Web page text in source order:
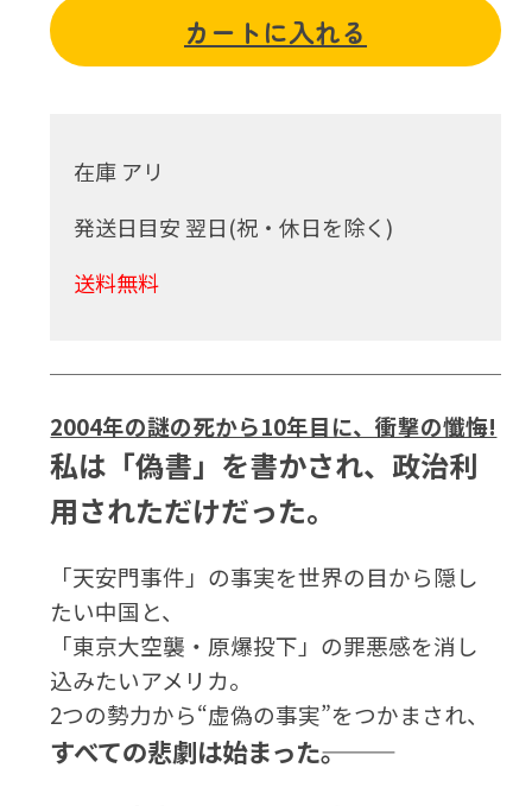
カートに入れる
在庫 アリ
発送日目安 翌日(祝・休日を除く)
送料無料
2004年の謎の死から10年目に、衝撃の懺悔!
私は「偽書」を書かされ、政治利
用されただけだった。
「天安門事件」の事実を世界の目から隠し
たい中国と、
「東京大空襲・原爆投下」の罪悪感を消し
込みたいアメリカ。
2つの勢力から“虚偽の事実”をつかまされ、
すべての悲劇は始まった―――。